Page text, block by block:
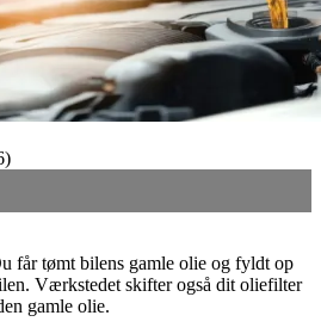
)
får tømt bilens gamle olie og fyldt op
Værkstedet skifter også dit oliefilter
gamle olie.